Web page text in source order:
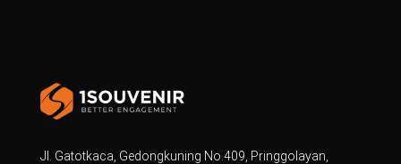
Jl. Gatotkaca, Gedongkuning No.409, Pringgolayan,